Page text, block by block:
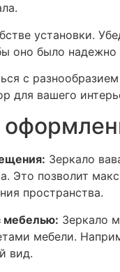
установки.
оно было
с
для вашего
Зеркало
Это позволит
пространства.
мебелью: Зеркало
мебели.
вид.